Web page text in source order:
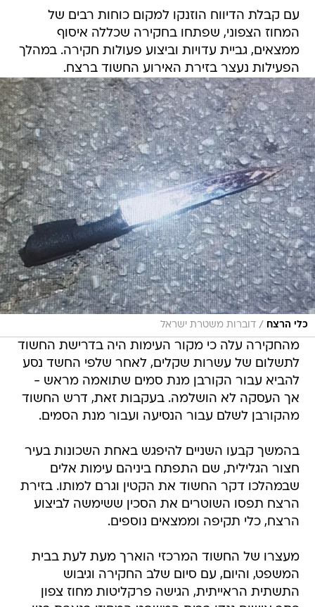
עם קבלת הדיווח הוזנקו למקום כוחות רבים של
המחוז הצפוני, שפתחו בחקירה שכללה איסוף
ממצאים, גביית עדויות וביצוע פעולות חקירה. במהלך
הפעילות נעצר בזירת האירוע החשוד ברצח.
כלי הרצח / דוברות משטרת ישראל
מהחקירה עלה כי מקור העימות היה בדרישת החשוד
לתשלום של עשרות שקלים, לאחר שלפי החשד נסע
להביא עבור הקורבן מנת סמים שתואמה מראש -
אך העסקה לא הושלמה. בעקבות זאת, דרש החשוד
מהקורבן לשלם עבור הנסיעה ועבור מנת הסמים.
בהמשך קבעו השניים להיפגש באחת השכונות בעיר
חצור הגלילית, שם התפתח ביניהם עימות אלים
שבמהלכו דקר החשוד את הקטין וגרם למותו. בזירת
הרצח תפסו השוטרים את הסכין ששימשה לביצוע
הרצח, כלי תקיפה וממצאים נוספים.
מעצרו של החשוד המרכזי הוארך מעת לעת בבית
המשפט, והיום, עם סיום שלב החקירה וגיבוש
התשתית הראייתית, הגישה פרקליטות מחוז צפון